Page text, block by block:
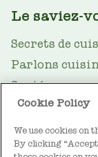
Le saviez-
Secrets de
Parlons
Santé
Le guide
Durabilité
Cookie Policy
We use cookies on
By clicking